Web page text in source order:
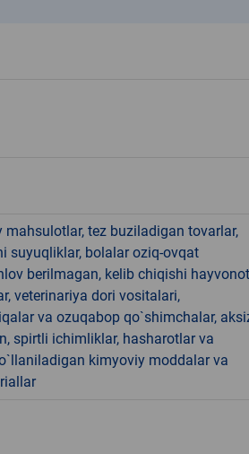
tez buziladigan tovarlar,
suyuqliklar, bolalar oziq-ovqat
berilmagan, kelib chiqishi
veterinariya dori vositalari,
va ozuqabop qo`shimchalar,
spirtli ichimliklar, hasharotlar va
kimyoviy moddalar va